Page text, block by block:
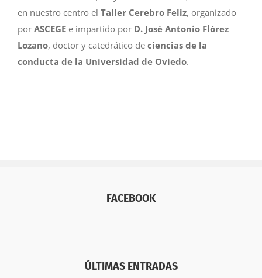
en nuestro centro el Taller Cerebro Feliz, organizado
por ASCEGE e impartido por D. José Antonio Flórez
Lozano, doctor y catedrático de ciencias de la
conducta de la Universidad de Oviedo.
FACEBOOK
ÚLTIMAS ENTRADAS